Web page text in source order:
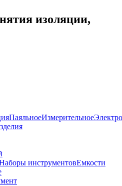
изоляции,
ПаяльноеИзмерительное
инструментовЕмкости